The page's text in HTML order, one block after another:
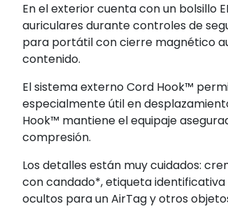
En el exterior cuenta con un bolsillo
auriculares durante controles de
para portátil con cierre magnético
contenido.
El sistema externo Cord Hook™
especialmente útil en
Hook™ mantiene el equipaje
compresión.
Los detalles están muy cuidados:
con candado*, etiqueta
ocultos para un AirTag y otros